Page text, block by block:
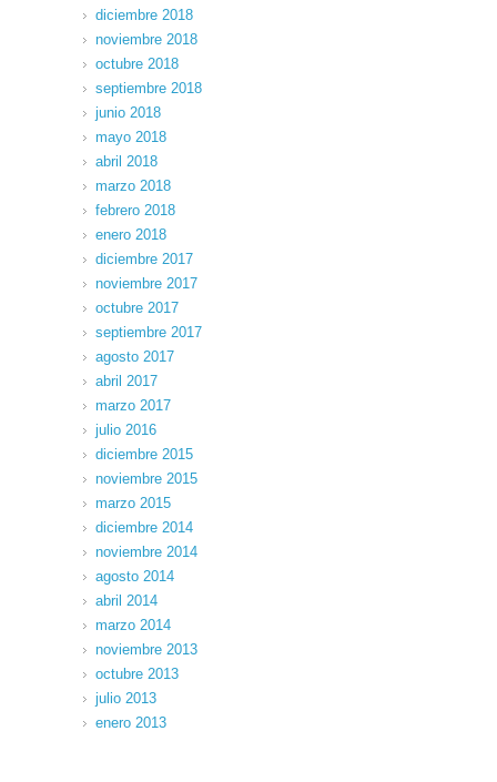
diciembre 2018
noviembre 2018
octubre 2018
septiembre 2018
junio 2018
mayo 2018
abril 2018
marzo 2018
febrero 2018
enero 2018
diciembre 2017
noviembre 2017
octubre 2017
septiembre 2017
agosto 2017
abril 2017
marzo 2017
julio 2016
diciembre 2015
noviembre 2015
marzo 2015
diciembre 2014
noviembre 2014
agosto 2014
abril 2014
marzo 2014
noviembre 2013
octubre 2013
julio 2013
enero 2013